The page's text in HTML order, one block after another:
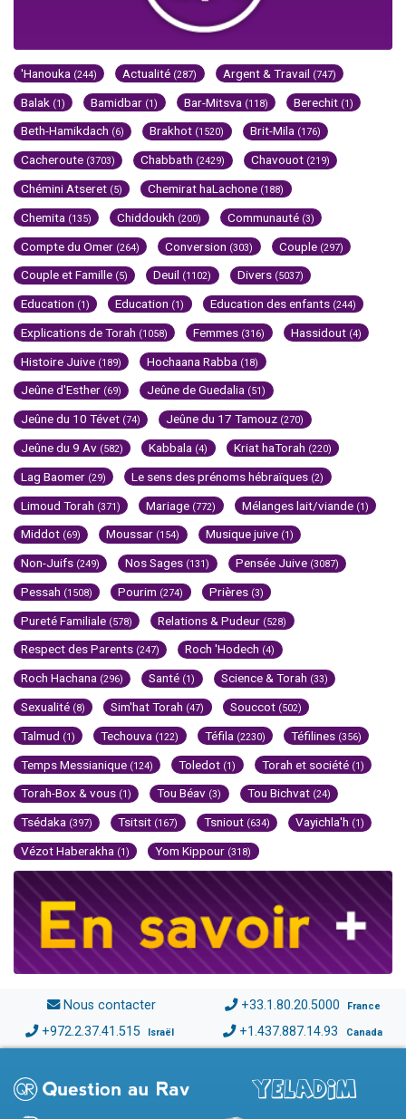
'Hanouka (244) Actualité (287) Argent & Travail (747)
Balak (1) Bamidbar (1) Bar-Mitsva (118) Berechit (1)
Beth-Hamikdach (6) Brakhot (1520) Brit-Mila (176)
Cacheroute (3703) Chabbath (2429) Chavouot (219)
Chémini Atseret (5) Chemirat haLachone (188)
Chemita (135) Chiddoukh (200) Communauté (3)
Compte du Omer (264) Conversion (303) Couple (297)
Couple et Famille (5) Deuil (1102) Divers (5037)
Education (1) Education (1) Education des enfants (244)
Explications de Torah (1058) Femmes (316) Hassidout (4)
Histoire Juive (189) Hochaana Rabba (18)
Jeûne d'Esther (69) Jeûne de Guedalia (51)
Jeûne du 10 Tévet (74) Jeûne du 17 Tamouz (270)
Jeûne du 9 Av (582) Kabbala (4) Kriat haTorah (220)
Lag Baomer (29) Le sens des prénoms hébraïques (2)
Limoud Torah (371) Mariage (772) Mélanges lait/viande (1)
Middot (69) Moussar (154) Musique juive (1)
Non-Juifs (249) Nos Sages (131) Pensée Juive (3087)
Pessah (1508) Pourim (274) Prières (3)
Pureté Familiale (578) Relations & Pudeur (528)
Respect des Parents (247) Roch 'Hodech (4)
Roch Hachana (296) Santé (1) Science & Torah (33)
Sexualité (8) Sim'hat Torah (47) Souccot (502)
Talmud (1) Techouva (122) Téfila (2230) Téfilines (356)
Temps Messianique (124) Toledot (1) Torah et société (1)
Torah-Box & vous (1) Tou Béav (3) Tou Bichvat (24)
Tsédaka (397) Tsitsit (167) Tsniout (634) Vayichla'h (1)
Vézot Haberakha (1) Yom Kippour (318)
Nous contacter +33.1.80.20.5000 France
+972.2.37.41.515 Israël +1.437.887.14.93 Canada